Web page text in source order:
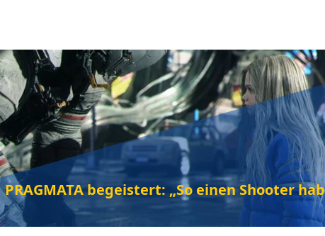
PRAGMATA begeistert: „So einen Shooter